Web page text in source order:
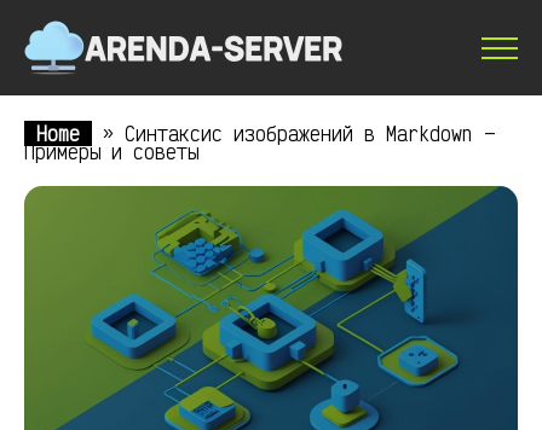
Home » Синтаксис изображений в Markdown —
Примеры и советы